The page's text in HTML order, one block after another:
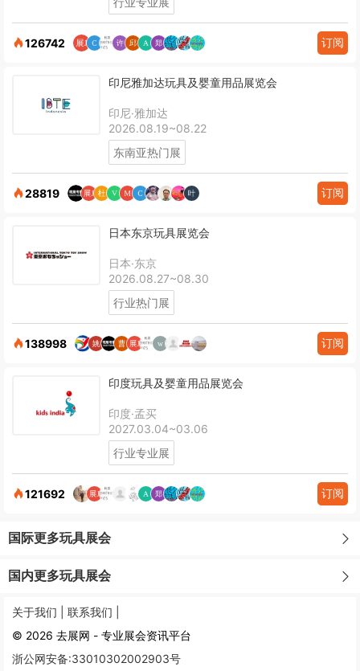
126742 订阅
印尼雅加达玩具及婴童用品展览会
印尼·雅加达
2026.08.19~08.22
东南亚热门展
28819 订阅
日本东京玩具展览会
日本·东京
2026.08.27~08.30
行业热门展
138998 订阅
印度玩具及婴童用品展览会
印度·孟买
2027.03.04~03.06
行业专业展
121692 订阅
国际更多玩具展会
国内更多玩具展会
关于我们 | 联系我们 |
© 2026 去展网 - 专业展会资讯平台
浙公网安备:33010302002903号